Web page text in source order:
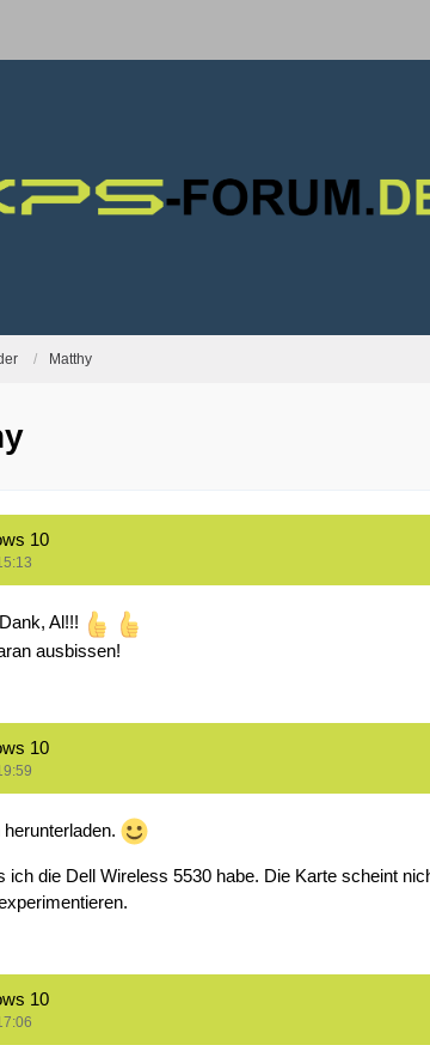
Matthy
10
Al!!!
ausbissen!
10
ich die Dell Wireless 5530 habe. Die Karte scheint
10